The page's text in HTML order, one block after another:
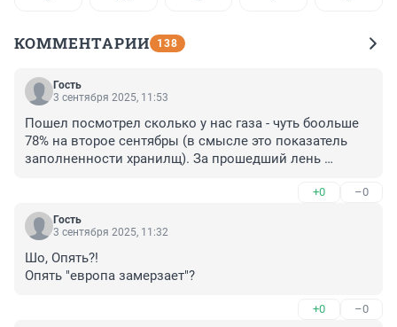
КОММЕНТАРИИ 138
Гость
3 сентября 2025, 11:53
Пошел посмотрел сколько у нас газа - чуть боольше
78% на второе сентябры (в смысле это показатель
заполненности хранилщ). За прошедший лень
почти на 1.5% - не знаю почему, но руководитель
Газпрома беспокоится преждевсего за Германию, хотя
было бы логичнее, если бы его беспокойство
Целевой показатель 90% к 1 ноября - как думаете,
двух месяцев будет мало при таких темпах
+0 –0
Гость
3 сентября 2025, 11:32
Шо, Опять?!
Опять "европа замерзает"?
+0 –0